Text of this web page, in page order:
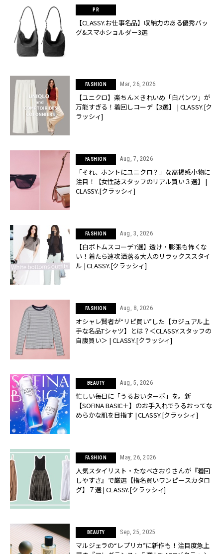
【CLASSY.お仕事名品】収納力のある優秀バッ
グ&スマホショルダー3選
FASHION Mar, 26, 2026
【ユニクロ】楽ちん×きれいめ「白パンツ」が
万能すぎる！着回しコーデ【3選】 | CLASSY.[ク
ラッシィ]
FASHION Aug, 7, 2026
「それ、ホントにユニクロ？」な高揚感小物に
注目！【女性誌スタッフのリアル買い３選】 |
CLASSY.[クラッシィ]
FASHION Aug, 3, 2026
【白ボトムスコーデ7選】透け・膨張も怖くな
い！着たら速攻洒落る大人のリラックススタイ
ル | CLASSY.[クラッシィ]
FASHION Aug, 8, 2026
オシャレ賢者が“リピ買い”した【カジュアル上
手な名品Tシャツ】とは？＜CLASSY.スタッフの
自腹買い＞ | CLASSY.[クラッシィ]
BEAUTY Aug, 5, 2026
忙しい毎日に「うるおいターボ」を。新
【SOFINA BASIC＋】のお手入れでうるおってな
めらかな肌を目指す | CLASSY.[クラッシィ]
FASHION May, 26, 2026
人気スタイリスト・たなべさおりさんが『着回
しやすさ』で厳選【指名買いワンピースカタロ
グ】７選 | CLASSY.[クラッシィ]
BEAUTY Sep, 25, 2025
マルジェラの“レプリカ”に新作も！注目度急上